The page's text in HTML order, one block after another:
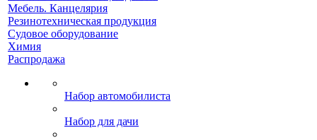
Мебель. Канцелярия
Резинотехническая продукция
Судовое оборудование
Химия
Распродажа
Набор автомобилиста
Набор для дачи